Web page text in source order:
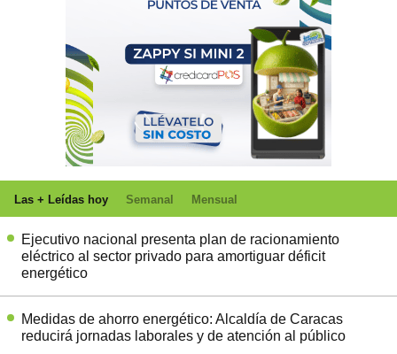
Las + Leídas hoy Semanal Mensual
Ejecutivo nacional presenta plan de racionamiento
eléctrico al sector privado para amortiguar déficit
energético
Medidas de ahorro energético: Alcaldía de Caracas
reducirá jornadas laborales y de atención al público